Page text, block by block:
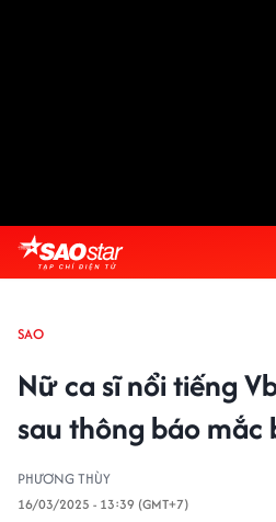
SAO
Nữ ca sĩ nổi tiếng
sau thông báo
PHƯƠNG THÙY
16/03/2025 - 13:39 (GMT+7)